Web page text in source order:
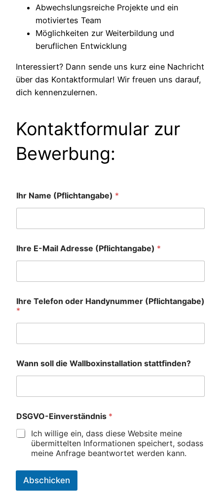
Abwechslungsreiche Projekte und ein
motiviertes Team
Möglichkeiten zur Weiterbildung und
beruflichen Entwicklung
Interessiert? Dann sende uns kurz eine Nachricht
über das Kontaktformular! Wir freuen uns darauf,
dich kennenzulernen.
Kontaktformular zur
Bewerbung:
Ihr Name (Pflichtangabe) *
Ihre E-Mail Adresse (Pflichtangabe) *
Ihre Telefon oder Handynummer (Pflichtangabe)
*
Wann soll die Wallboxinstallation stattfinden?
DSGVO-Einverständnis *
Ich willige ein, dass diese Website meine
übermittelten Informationen speichert, sodass
meine Anfrage beantwortet werden kann.
Abschicken